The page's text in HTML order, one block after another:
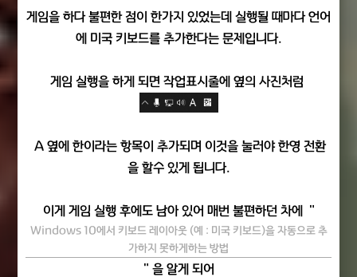
게임을 하다 불편한 점이 한가지 있었는데 실행될 때마다 언어
에 미국 키보드를 추가한다는 문제입니다.
게임 실행을 하게 되면 작업표시줄에 옆의 사진처럼
A 옆에 한이라는 항목이 추가되며 이것을 눌러야 한영 전환
을 할수 있게 됩니다.
이게 게임 실행 후에도 남아 있어 매번 불편하던 차에 "
Windows 10에서 키보드 레이아웃 (예 : 미국 키보드)을 자동으로 추
가하지 못하게하는 방법
" 을 알게 되어